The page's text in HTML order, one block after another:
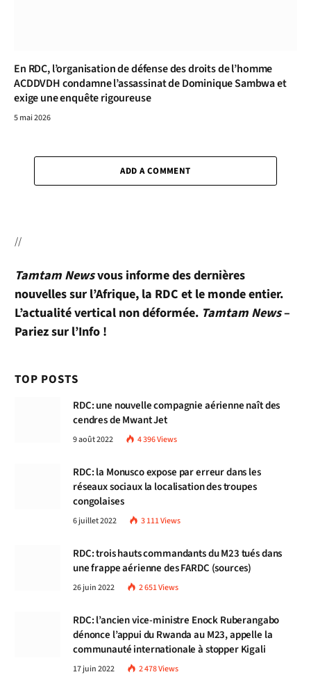
En RDC, l’organisation de défense des droits de l’homme
ACDDVDH condamne l’assassinat de Dominique Sambwa et
exige une enquête rigoureuse
5 mai 2026
ADD A COMMENT
//
Tamtam Newsvous informe des dernières
nouvelles sur l’Afrique, la RDC et le monde entier.
L’actualité vertical non déformée. Tamtam News–
Pariez sur l’Info !
TOP POSTS
RDC: une nouvelle compagnie aérienne naît des
cendres de Mwant Jet
9 août 2022 4 396Views
RDC: la Monusco expose par erreur dans les
réseaux sociaux la localisation des troupes
congolaises
6 juillet 2022 3 111Views
RDC: trois hauts commandants du M23 tués dans
une frappe aérienne des FARDC (sources)
26 juin 2022 2 651Views
RDC: l’ancien vice-ministre Enock Ruberangabo
dénonce l’appui du Rwanda au M23, appelle la
communauté internationale à stopper Kigali
17 juin 2022 2 478Views